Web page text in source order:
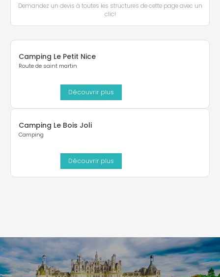
Demandez un devis à toutes les structures de cette page avec un
clic!
Camping Le Petit Nice
Route de saint martin
Découvrir plus
Camping Le Bois Joli
Camping
Découvrir plus